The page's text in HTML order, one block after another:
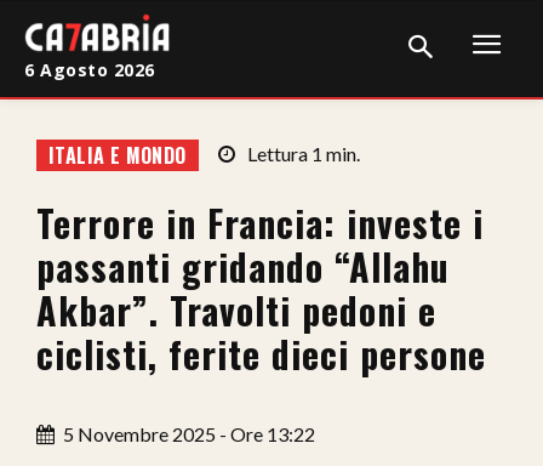
Cronaca
Giudiziaria
Politica
Sport
Sanità
6 Agosto 2026
ITALIA E MONDO Lettura 1 min.
Terrore in Francia: investe i
passanti gridando “Allahu
Akbar”. Travolti pedoni e
ciclisti, ferite dieci persone
5 Novembre 2025 - Ore 13:22